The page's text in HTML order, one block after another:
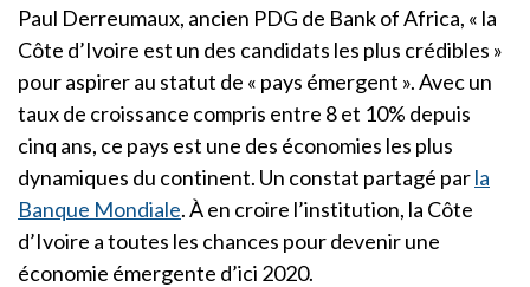
Paul Derreumaux, ancien PDG de Bank of Africa, « la
Côte d’Ivoire est un des candidats les plus crédibles »
pour aspirer au statut de « pays émergent ». Avec un
taux de croissance compris entre 8 et 10% depuis
cinq ans, ce pays est une des économies les plus
dynamiques du continent. Un constat partagé parla
Banque Mondiale. À en croire l’institution, la Côte
d’Ivoire a toutes les chances pour devenir une
économie émergente d’ici 2020.